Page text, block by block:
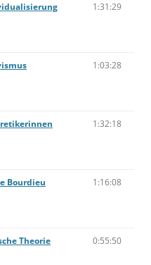
1:31:29
1:03:28
1:32:18
Bourdieu 1:16:08
Theorie 0:55:50